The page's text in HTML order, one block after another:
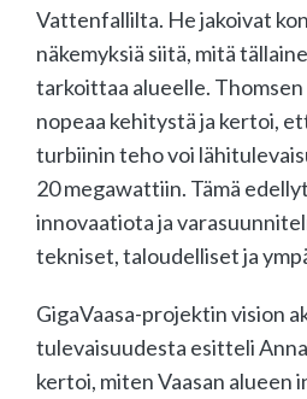
Vattenfallilta. He jakoivat
näkemyksiä siitä, mitä
tarkoittaa alueelle.
nopeaa kehitystä ja kertoi,
turbiinin teho voi
20 megawattiin. Tämä
innovaatiota ja
tekniset, taloudelliset ja
GigaVaasa-projektin vision
tulevaisuudesta esitteli
kertoi, miten Vaasan alueen